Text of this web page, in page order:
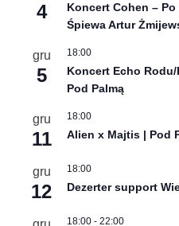
4
Koncert Cohen –
Śpiewa Artur
gru
5
18:00
Koncert Echo
Pod Palmą
gru
11
18:00
Alien x Majtis | Pod
gru
12
18:00
Dezerter support
18:00 - 22:00